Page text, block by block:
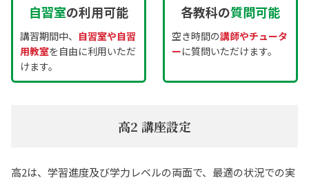
自習室の利用可能
講習期間中、 自習室や自習
用教室を自由に利用いただ
けます。
各教科の質問可能
空き時間の講師やチュータ
ーに質問いただけます。
高2 講座設定
高2は、学習進度及び学力レベルの両面で、最適の状況での実